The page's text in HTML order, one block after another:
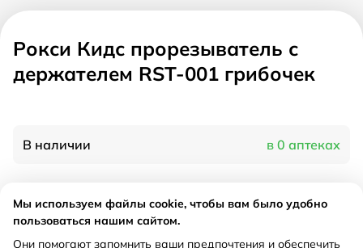
Рокси Кидс прорезыватель с
держателем RST-001 грибочек
В наличии в 0 аптеках
Характеристики
Мы используем файлы cookie, чтобы вам было удобно
пользоваться нашим сайтом.
Они помогают запомнить ваши предпочтения и обеспечить